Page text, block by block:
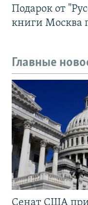
Подарок от
книги Москва
Главные
Сенат США